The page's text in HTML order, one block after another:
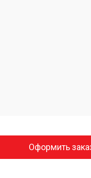
Оформить